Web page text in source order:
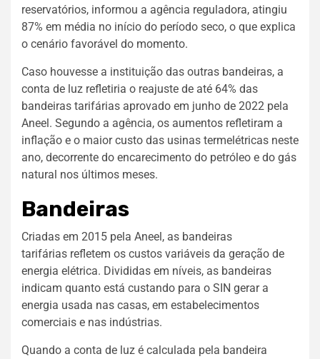
reservatórios, informou a agência reguladora, atingiu
87% em média no início do período seco, o que explica
o cenário favorável do momento.
Caso houvesse a instituição das outras bandeiras, a
conta de luz refletiria o reajuste de até 64% das
bandeiras tarifárias aprovado em junho de 2022 pela
Aneel. Segundo a agência, os aumentos refletiram a
inflação e o maior custo das usinas termelétricas neste
ano, decorrente do encarecimento do petróleo e do gás
natural nos últimos meses.
Bandeiras
Criadas em 2015 pela Aneel, as bandeiras
tarifárias refletem os custos variáveis da geração de
energia elétrica. Divididas em níveis, as bandeiras
indicam quanto está custando para o SIN gerar a
energia usada nas casas, em estabelecimentos
comerciais e nas indústrias.
Quando a conta de luz é calculada pela bandeira